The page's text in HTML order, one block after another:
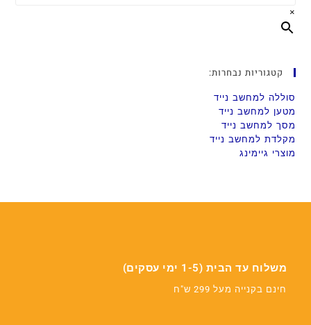
×
קטגוריות נבחרות:
סוללה למחשב נייד
מטען למחשב נייד
מסך למחשב נייד
מקלדת למחשב נייד
מוצרי גיימינג
משלוח עד הבית (1-5 ימי עסקים)
חינם בקנייה מעל 299 ש"ח